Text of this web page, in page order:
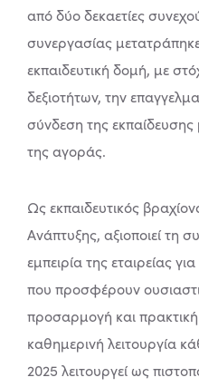
από δύο δεκαετίες
συνεργασίας
εκπαιδευτική δομή, με
δεξιοτήτων, την
σύνδεση της εκπαίδευσης
της αγοράς.
Ως εκπαιδευτικός
Ανάπτυξης, αξιοποιεί τη
εμπειρία της εταιρείας
που προσφέρουν
προσαρμογή και
καθημερινή λειτουργία
2025 λειτουργεί ως